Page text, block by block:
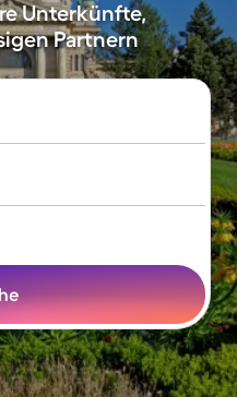
Unterkünfte,
Partnern